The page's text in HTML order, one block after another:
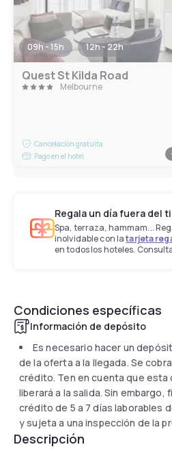
09h - 15h 12h - 22h
Quest St Kilda Road
Melbourne
Cancelación gratuita
Pago en el hotel
Regala un día fuera del
Spa, terraza, hammam...
inolvidable con latarjeta
en todos los hoteles.
Condiciones específicas
Información de depósito
Es necesario hacer un
de la oferta a la llegada. Se
crédito. Ten en cuenta que
liberará a la salida. Sin
crédito de 5 a 7 días laborables
y sujeta a una inspección de la
Descripción